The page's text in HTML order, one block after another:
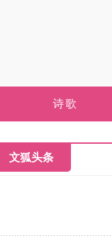
诗歌
文狐头条